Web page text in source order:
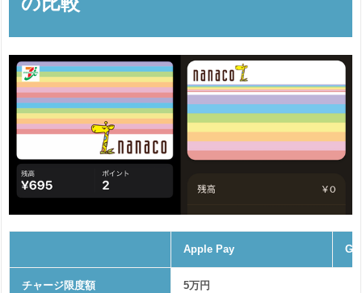
Apple Pay
チャージ限度額 5万円